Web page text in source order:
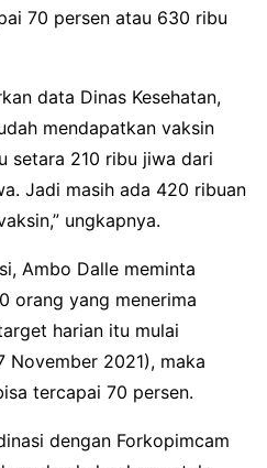
70 persen atau 630 ribu
data Dinas Kesehatan,
mendapatkan vaksin
setara 210 ribu jiwa dari
Jadi masih ada 420 ribuan
ungkapnya.
Ambo Dalle meminta
orang yang menerima
harian itu mulai
November 2021), maka
tercapai 70 persen.
dengan Forkopimcam